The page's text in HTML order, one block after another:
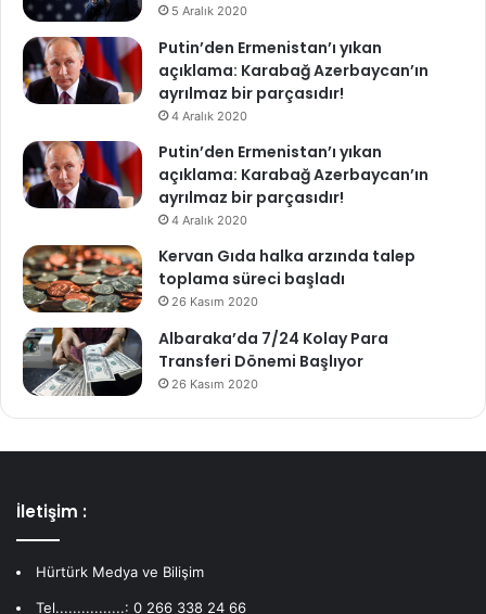
5 Aralık 2020
Putin’den Ermenistan’ı yıkan
açıklama: Karabağ Azerbaycan’ın
ayrılmaz bir parçasıdır!
4 Aralık 2020
Putin’den Ermenistan’ı yıkan
açıklama: Karabağ Azerbaycan’ın
ayrılmaz bir parçasıdır!
4 Aralık 2020
Kervan Gıda halka arzında talep
toplama süreci başladı
26 Kasım 2020
Albaraka’da 7/24 Kolay Para
Transferi Dönemi Başlıyor
26 Kasım 2020
İletişim :
Hürtürk Medya ve Bilişim
Tel................: 0 266 338 24 66